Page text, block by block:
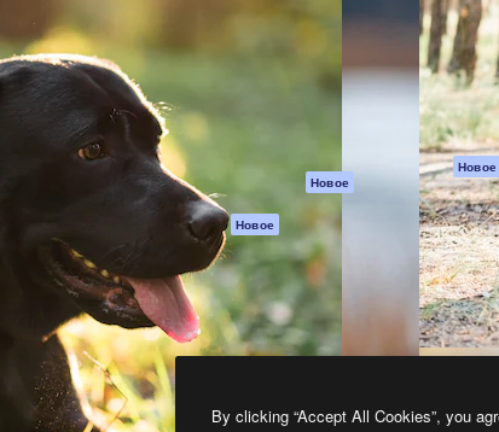
ИИ
на основе ИИ
Стоковый контент
MCP для
Claude/ChatGPT
Новое
Агенты Новое
Мобильное
приложение
Все инструменты
Magnific
поддержки
Условия и
положения
Политика
Оригиналы Новое
Политика
Центр доверия
Партнеры
Предприятие
By clicking “Accept All Cookies”, you